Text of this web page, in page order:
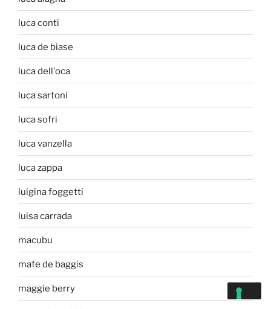
luca conti
luca de biase
luca dell'oca
luca sartoni
luca sofri
luca vanzella
luca zappa
luigina foggetti
luisa carrada
macubu
mafe de baggis
maggie berry